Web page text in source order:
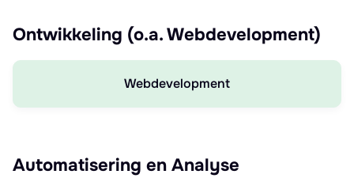
Ontwikkeling (o.a. Webdevelopment)
Webdevelopment
Automatisering en Analyse